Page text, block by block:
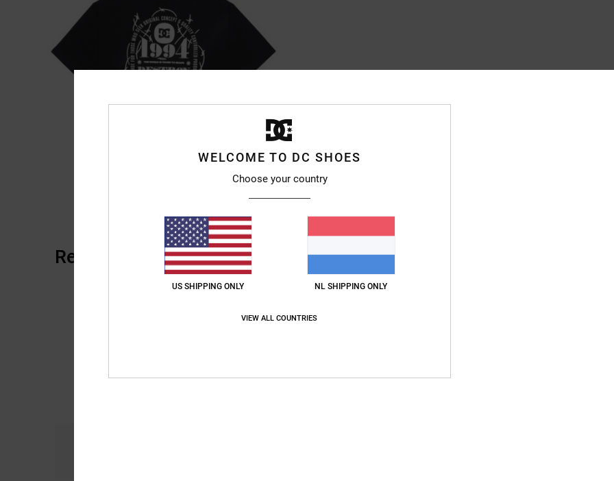
Reviews van klanten
WELCOME TO DC SHOES
Choose your country
US SHIPPING ONLY NL SHIPPING ONLY
VIEW ALL COUNTRIES